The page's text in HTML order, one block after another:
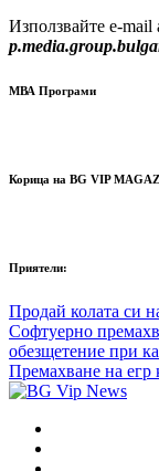
Използвайте e-mail
МВА Програми
Корица на BG VIP
Приятели:
Продай колата си
Софтуерно
обезщетение при
Премахване на егр